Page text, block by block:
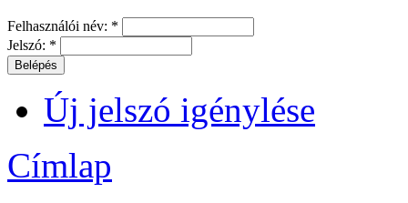
Felhasználói név: *
Jelszó: *
Új jelszó igénylése
Címlap